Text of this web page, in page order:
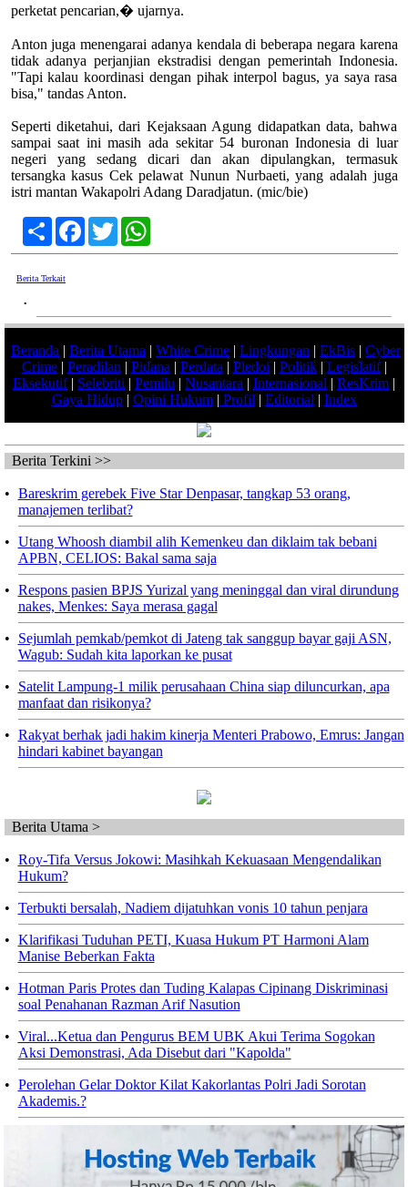
perketat pencarian,� ujarnya.
Anton juga menengarai adanya kendala di beberapa negara karena
tidak adanya perjanjian ekstradisi dengan pemerintah Indonesia.
"Tapi kalau koordinasi dengan pihak interpol bagus, ya saya rasa
bisa," tandas Anton.
Seperti diketahui, dari Kejaksaan Agung didapatkan data, bahwa
sampai saat ini masih ada sekitar 54 buronan Indonesia di luar
negeri yang sedang dicari dan akan dipulangkan, termasuk
tersangka kasus Cek pelawat Nunun Nurbaeti, yang adalah juga
istri mantan Wakapolri Adang Daradjatun. (mic/bie)
ShareFacebook
TwitterWhatsApp
Berita Terkait
•
Beranda | Berita Utama | White Crime | Lingkungan | EkBis | Cyber
Crime| Peradilan | Pidana | Perdata | Pledoi | Politik| Legislatif|
Eksekutif| Selebriti | Pemilu | Nusantara | Internasional | ResKrim |
Gaya Hidup| Opini Hukum| Profil | Editorial | Index
Berita Terkini >>
• Bareskrim gerebek Five Star Denpasar, tangkap 53 orang,
manajemen terlibat?
• Utang Whoosh diambil alih Kemenkeu dan diklaim tak bebani
APBN, CELIOS: Bakal sama saja
• Respons pasien BPJS Yurizal yang meninggal dan viral dirundung
nakes, Menkes: Saya merasa gagal
•
Sejumlah pemkab/pemkot di Jateng tak sanggup bayar gaji ASN,
Wagub: Sudah kita laporkan ke pusat
•
Satelit Lampung-1 milik perusahaan China siap diluncurkan, apa
manfaat dan risikonya?
• Rakyat berhak jadi hakim kinerja Menteri Prabowo, Emrus: Jangan
hindari kabinet bayangan
Berita Utama >
• Roy-Tifa Versus Jokowi: Masihkah Kekuasaan Mengendalikan
Hukum?
• Terbukti bersalah, Nadiem dijatuhkan vonis 10 tahun penjara
• Klarifikasi Tuduhan PETI, Kuasa Hukum PT Harmoni Alam
Manise Beberkan Fakta
• Hotman Paris Protes dan Tuding Kalapas Cipinang Diskriminasi
soal Penahanan Razman Arif Nasution
• Viral...Ketua dan Pengurus BEM UBK Akui Terima Sogokan
Aksi Demonstrasi, Ada Disebut dari "Kapolda"
• Perolehan Gelar Doktor Kilat Kakorlantas Polri Jadi Sorotan
Akademis.?